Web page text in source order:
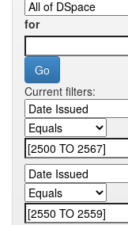
for
Current filters: